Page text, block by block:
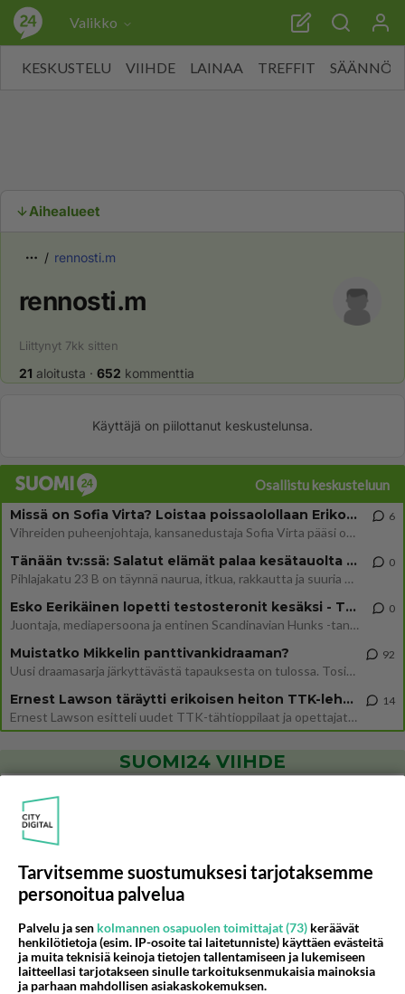
Valikko
KESKUSTELU VIIHDE LAINAA TREFFIT SÄÄNNÖT
Aihealueet
rennosti.m
rennosti.m
Liittynyt 7kk sitten
21 aloitusta · 652 kommenttia
Käyttäjä on piilottanut keskustelunsa.
Osallistu keskusteluun
Missä on Sofia Virta? Loistaa poissaolollaan Erikoisjoukot uudelta kaudelta
Vihreiden puheenjohtaja, kansanedustaja Sofia Virta pääsi otsikoihin, kun tieto hänen osallistumisestaan Erikoisjoukot-k
6
Tänään tv:ssä: Salatut elämät palaa kesätauolta - Tässä hieman juonipaljastuksia
Pihlajakatu 23 B on täynnä naurua, itkua, rakkautta ja suuria salaisuuksia. Suomalaisten yksi pitkäikäisimmistä draamas
0
Esko Eerikäinen lopetti testosteronit kesäksi - Tämä ikävä vaikutus iski heti
Juontaja, mediapersoona ja entinen Scandinavian Hunks -tanssija Esko Eerikäinen on tunnettu avoimuudestaan. Nyt Eerikäi
0
Muistatko Mikkelin panttivankidraaman?
Uusi draamasarja järkyttävästä tapauksesta on tulossa. Tositapahtumiin perustuva sarja ammentaa vuoden 1986 Mikkelin pan
92
Ernest Lawson täräytti erikoisen heiton TTK-lehdistötilaisuudessa: " Onko tässä tarkoituksena...?"
Ernest Lawson esitteli uudet TTK-tähtioppilaat ja opettajat torstaina 6.8. lehdistölle. Tulevalla kaudella on yksi hausk
14
SUOMI24 VIIHDE
Loukasmäki?
Nam, nyt maistuu - Tämä kikka saa lapsiperheiden suosikkiruoasta vielä
parempaa
Heroiiniaddiktin rooli sai John Travoltan uran nousukiitoon - Nyt
kulttileffa Pulp Fiction tv:stä
Osallistu keskusteluun
Tarvitsemme suostumuksesi tarjotaksemme
personoitua palvelua
Palvelu ja sen kolmannen osapuolen toimittajat (73) keräävät
henkilötietoja (esim. IP-osoite tai laitetunniste) käyttäen evästeitä
ja muita teknisiä keinoja tietojen tallentamiseen ja lukemiseen
laitteellasi tarjotakseen sinulle tarkoituksenmukaisia mainoksia
ja parhaan mahdollisen asiakaskokemuksen.